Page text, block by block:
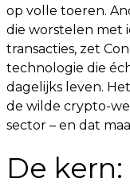
op volle toeren.
die worstelen met
transacties, zet
technologie die
dagelijks leven.
de wilde crypto-
sector – en dat
De